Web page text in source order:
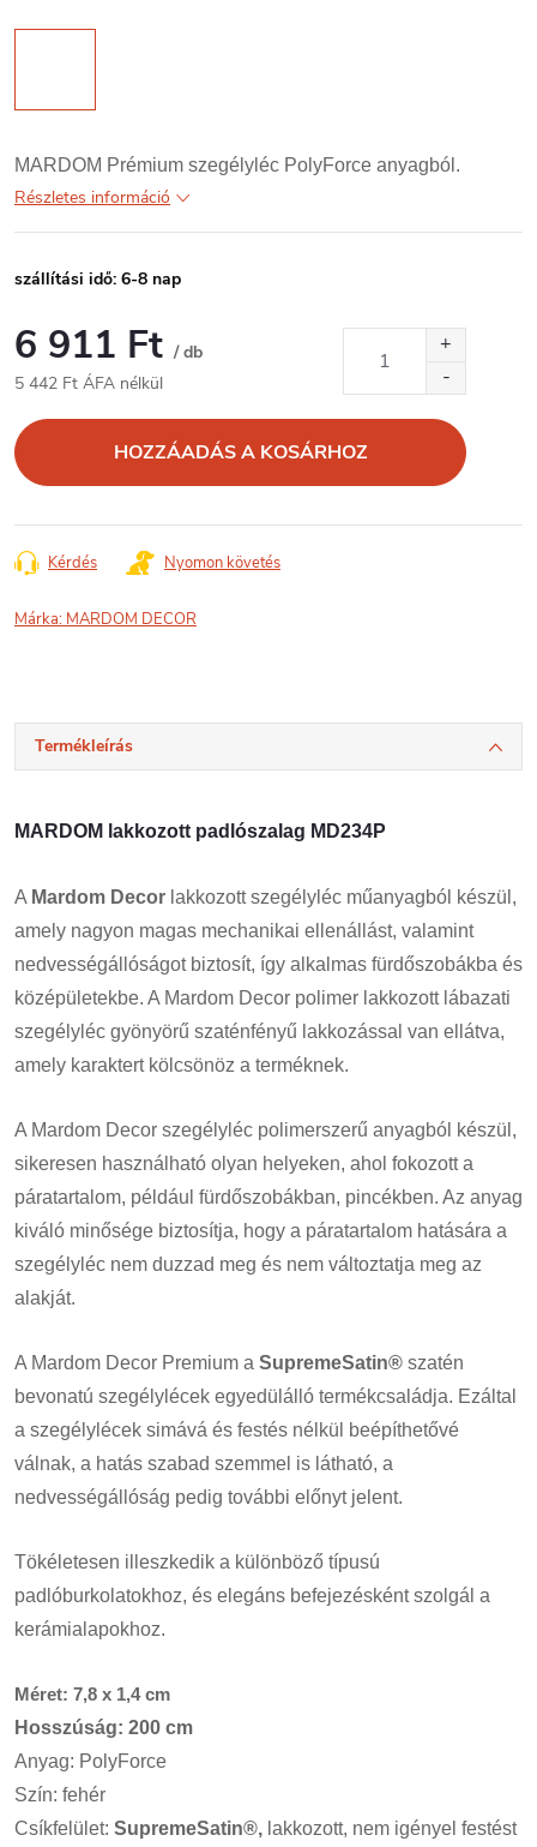
MARDOM Prémium szegélyléc PolyForce anyagból.
Részletes információ
szállítási idő: 6-8 nap
6 911 Ft / db
5 442 Ft ÁFA nélkül
HOZZÁADÁS A KOSÁRHOZ
Kérdés Nyomon követés
Márka: MARDOM DECOR
Termékleírás
MARDOM lakkozott padlószalag MD234P
A Mardom Decor lakkozott szegélyléc műanyagból készül,
amely nagyon magas mechanikai ellenállást, valamint
nedvességállóságot biztosít, így alkalmas fürdőszobákba és
középületekbe. A Mardom Decor polimer lakkozott lábazati
szegélyléc gyönyörű szaténfényű lakkozással van ellátva,
amely karaktert kölcsönöz a terméknek.
A Mardom Decor szegélyléc polimerszerű anyagból készül,
sikeresen használható olyan helyeken, ahol fokozott a
páratartalom, például fürdőszobákban, pincékben. Az anyag
kiváló minősége biztosítja, hogy a páratartalom hatására a
szegélyléc nem duzzad meg és nem változtatja meg az
alakját.
A Mardom Decor Premium a SupremeSatin® szatén
bevonatú szegélylécek egyedülálló termékcsaládja. Ezáltal
a szegélylécek simává és festés nélkül beépíthetővé
válnak, a hatás szabad szemmel is látható, a
nedvességállóság pedig további előnyt jelent.
Tökéletesen illeszkedik a különböző típusú
padlóburkolatokhoz, és elegáns befejezésként szolgál a
kerámialapokhoz.
Méret: 7,8 x 1,4 cm
Hosszúság: 200 cm
Anyag: PolyForce
Szín: fehér
Csíkfelület: SupremeSatin®, lakkozott, nem igényel festést